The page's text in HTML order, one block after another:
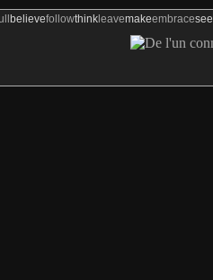
believefollowthinkleavemakeembracesee